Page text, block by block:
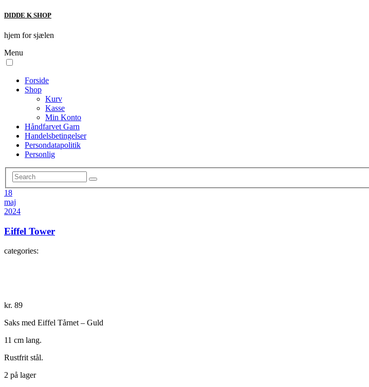
DIDDE K SHOP
hjem for sjælen
Menu
Forside
Shop
Kurv
Kasse
Min Konto
Håndfarvet Garn
Handelsbetingelser
Persondatapolitik
Personlig
18
maj
2024
Eiffel Tower
categories:
kr. 89
Saks med Eiffel Tårnet – Guld
11 cm lang.
Rustfrit stål.
2 på lager